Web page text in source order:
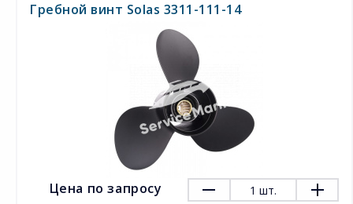
Гребной винт Solas 3311-111-14
Цена по запросу 1 шт.